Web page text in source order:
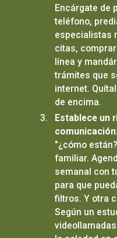
Encárgate de
teléfono,
especialistas
citas,
línea y
trámites que
internet.
de encima.
Establece un
comunicación:
"¿cómo
familiar.
semanal con
para que
filtros. Y otra
Según un